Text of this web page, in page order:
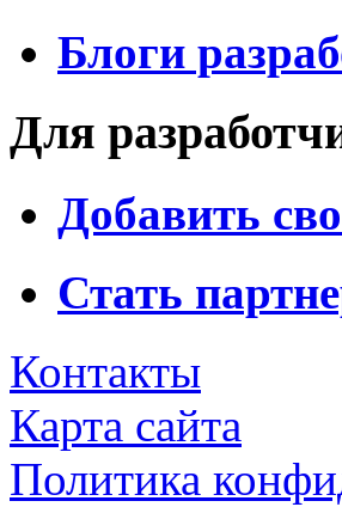
Блоги
Для
Добавить
Стать
Контакты
Карта сайта
Политика